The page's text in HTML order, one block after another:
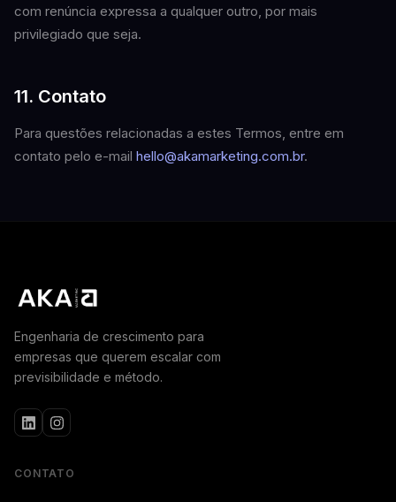
com renúncia expressa a qualquer outro, por mais
privilegiado que seja.
11. Contato
Para questões relacionadas a estes Termos, entre em
contato pelo e-mail hello@akamarketing.com.br.
Engenharia de crescimento para
empresas que querem escalar com
previsibilidade e método.
CONTATO